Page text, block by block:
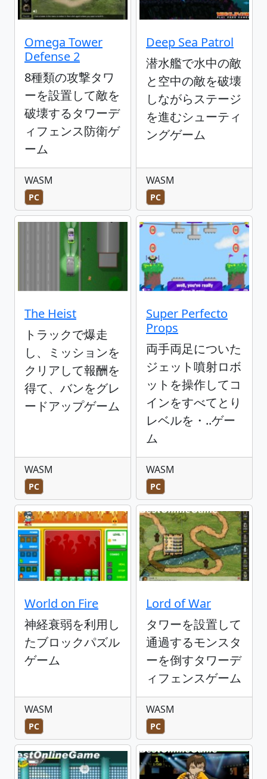
Omega Tower
Defense 2
8種類の攻撃タワ
ーを設置して敵を
破壊するタワーデ
ィフェンス防衛ゲ
ーム
WASM
PC
Deep Sea Patrol
潜水艦で水中の敵
と空中の敵を破壊
しながらステージ
を進むシューティ
ングゲーム
WASM
PC
The Heist
トラックで爆走
し、ミッションを
クリアして報酬を
得て、バンをグレ
ードアップゲーム
WASM
PC
Super Perfecto
Props
両手両足についた
ジェット噴射ロボ
ットを操作してコ
インをすべてとり
レベルを・..ゲー
ム
WASM
PC
World on Fire
神経衰弱を利用し
たブロックパズル
ゲーム
WASM
PC
Lord of War
タワーを設置して
通過するモンスタ
ーを倒すタワーデ
ィフェンスゲーム
WASM
PC